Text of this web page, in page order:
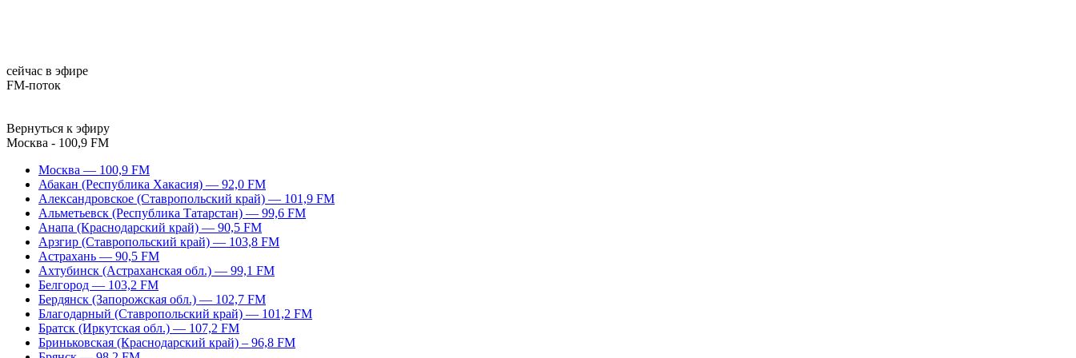
сейчас в эфире
FM-поток
Вернуться к эфиру
Москва - 100,9 FM
Москва — 100,9 FM
Абакан (Республика Хакасия) — 92,0 FM
Александровское (Ставропольский край) — 101,9 FM
Альметьевск (Республика Татарстан) — 99,6 FM
Анапа (Краснодарский край) — 90,5 FM
Арзгир (Ставропольский край) — 103,8 FM
Астрахань — 90,5 FM
Ахтубинск (Астраханская обл.) — 99,1 FM
Белгород — 103,2 FM
Бердянск (Запорожская обл.) — 102,7 FM
Благодарный (Ставропольский край) — 101,2 FM
Братск (Иркутская обл.) — 107,2 FM
Бриньковская (Краснодарский край) – 96,8 FM